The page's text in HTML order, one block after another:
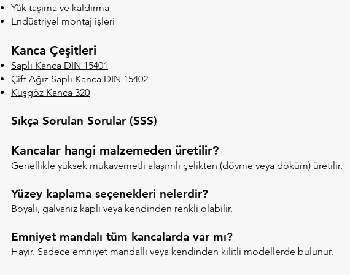
Yük taşıma ve kaldırma
Endüstriyel montaj işleri
Kanca Çeşitleri
Saplı Kanca DIN 15401
Çift Ağız Saplı Kanca DIN 15402
Kuşgöz Kanca 320
Sıkça Sorulan Sorular (SSS)
Kancalar hangi malzemeden üretilir?
Genellikle yüksek mukavemetli alaşımlı çelikten (dövme veya döküm) üretilir.
Yüzey kaplama seçenekleri nelerdir?
Boyalı, galvaniz kaplı veya kendinden renkli olabilir.
Emniyet mandalı tüm kancalarda var mı?
Hayır. Sadece emniyet mandallı veya kendinden kilitli modellerde bulunur.